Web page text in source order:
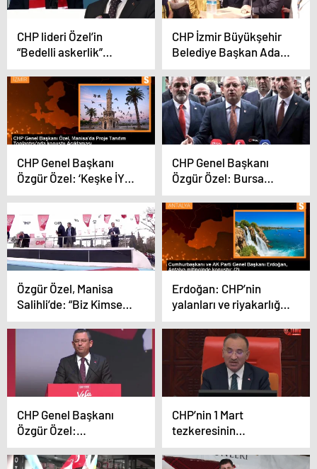
CHP lideri Özel’in
“Bedelli askerlik”
çıkışına
Cumhurbaşkanı
Erdoğan’dan ilk yorum
CHP İzmir Büyükşehir
Belediye Başkan Adayı
Dr. Cemil Tugay, Foça
Seçim ve Koordinasyon
Merkezi’nin açılışına
katıldı
CHP Genel Başkanı
Özgür Özel: ‘Keşke İYİ
Parti ile ittifak
CHP Genel Başkanı
Özgür Özel: Bursa
Büyükşehir Belediyesi
Bursalıların Olacak
Özgür Özel, Manisa
Salihli’de: “Biz Kimseyi,
Yoksulu, Esnafı,
Çiftçiyi, İşçiyi, Yaşlısını,
Gencini Dışarıda
Bırakmayan Türkiye
İttifakıyız”
Erdoğan: CHP’nin
yalanları ve riyakarlığı
ortaya çıktı
CHP Genel Başkanı
Özgür Özel:
Cumhuriyetin kurucu
kadrolarına vefa
CHP’nin 1 Mart
tezkeresinin
reddedilmesi TBMM’de
görüşüldü